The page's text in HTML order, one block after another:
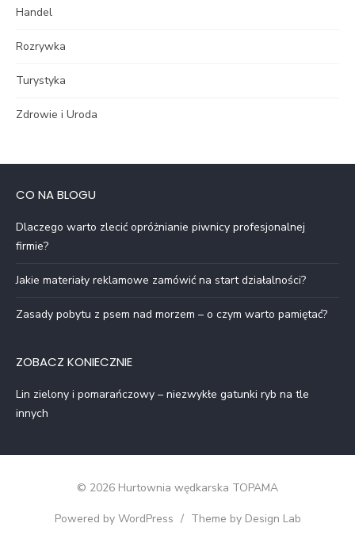
Handel
Rozrywka
Turystyka
Zdrowie i Uroda
CO NA BLOGU
Dlaczego warto zlecić opróżnianie piwnicy profesjonalnej
firmie?
Jakie materiały reklamowe zamówić na start działalności?
Zasady pobytu z psem nad morzem – o czym warto pamiętać?
ZOBACZ KONIECZNIE
Lin zielony i pomarańczowy – niezwykłe gatunki ryb na tle
innych
© 2026 Hurtownia wędkarska TOPAMA
Powered by WordPress / Theme by Design Lab